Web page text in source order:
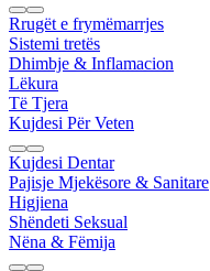
Rrugët e frymëmarrjes
Sistemi tretës
Dhimbje & Inflamacion
Lëkura
Të Tjera
Kujdesi Për Veten
Kujdesi Dentar
Pajisje Mjekësore & Sanitare
Higjiena
Shëndeti Seksual
Nëna & Fëmija